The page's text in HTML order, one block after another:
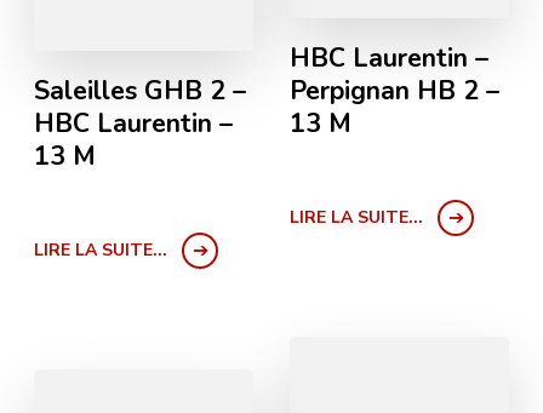
HBC Laurentin –
Perpignan HB 2 –
13 M
LIRE LA SUITE...
Saleilles GHB 2 –
HBC Laurentin –
13 M
LIRE LA SUITE...